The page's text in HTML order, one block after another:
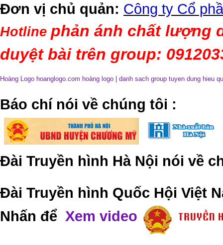
Đơn vị chủ quản: Công ty Cổ
Hotline phản ánh chất lượng
duyệt bài trên group:
Hoàng Logo hoanglogo.com hoàng logo danh sach group tuyen dung hieu
​Báo chí nói về chúng tôi :
Đài Truyền hình Hà Nội nói về
Đài Truyền hình Quốc Hội Việt
Nhấn để Xem video